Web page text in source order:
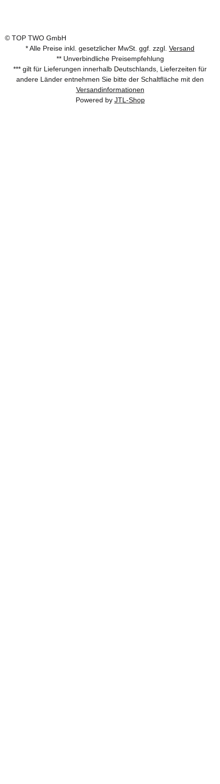
© TOP TWO GmbH
* Alle Preise inkl. gesetzlicher MwSt. ggf. zzgl. Versand
** Unverbindliche Preisempfehlung
*** gilt für Lieferungen innerhalb Deutschlands, Lieferzeiten für
andere Länder entnehmen Sie bitte der Schaltfläche mit den
Versandinformationen
Powered by JTL-Shop